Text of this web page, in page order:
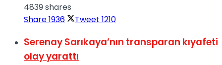
4839 shares
Share1936 Tweet 1210
Serenay Sarıkaya’nın transparan kıyafeti
olay yarattı